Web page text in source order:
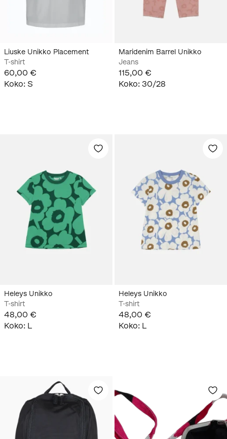
Liuske Unikko Placement
T-shirt
60,00 €
Koko: S
Maridenim Barrel Unikko
Jeans
115,00 €
Koko: 30/28
Heleys Unikko
T-shirt
48,00 €
Koko: L
Heleys Unikko
T-shirt
48,00 €
Koko: L